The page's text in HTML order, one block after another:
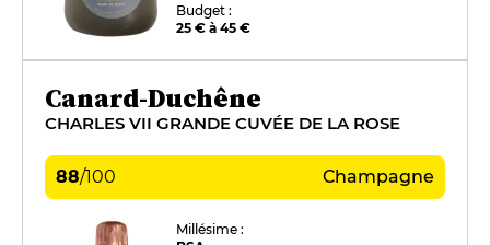
Budget :
25 € à 45 €
Canard-Duchêne
CHARLES VII GRANDE CUVÉE DE LA ROSE
88/100 Champagne
Millésime :